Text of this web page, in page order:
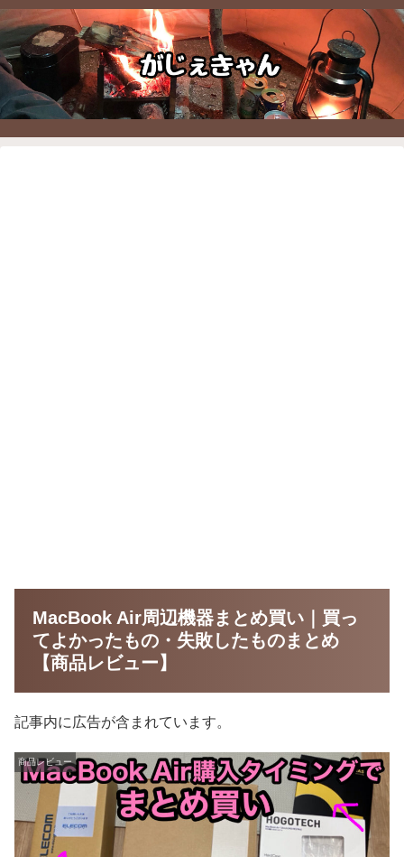
MacBook Air周辺機器まとめ買い｜買っ
てよかったもの・失敗したものまとめ
【商品レビュー】
記事内に広告が含まれています。
商品レビュー